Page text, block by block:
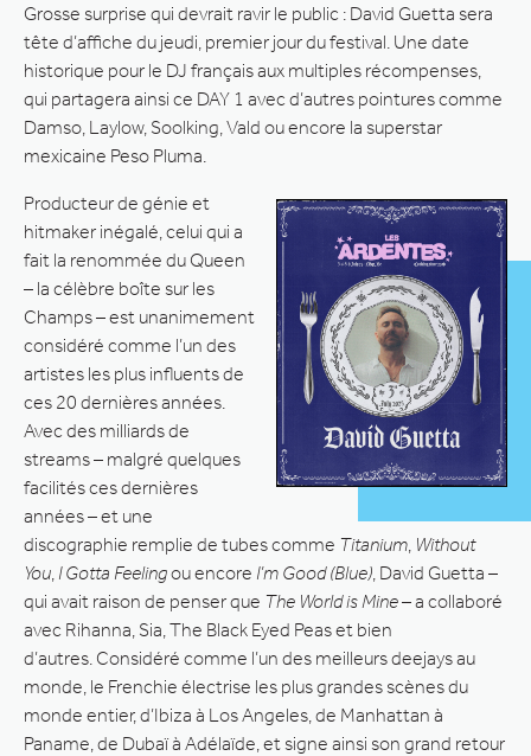
Grosse surprise qui devrait ravir le public : David Guetta sera
tête d’affiche du jeudi, premier jour du festival. Une date
historique pour le DJ français aux multiples récompenses,
qui partagera ainsi ce DAY 1 avec d’autres pointures comme
Damso, Laylow, Soolking, Vald ou encore la superstar
mexicaine Peso Pluma.
Producteur de génie et
hitmaker inégalé, celui qui a
fait la renommée du Queen
– la célèbre boîte sur les
Champs – est unanimement
considéré comme l’un des
artistes les plus influents de
ces 20 dernières années.
Avec des milliards de
streams – malgré quelques
facilités ces dernières
années – et une
discographie remplie de tubes comme Titanium Without
You I Gotta Feelingou encore I’m Good (Blue) , David Guetta –
qui avait raison de penser que The World is Mine– a collaboré
avec Rihanna, Sia, The Black Eyed Peas et bien
d’autres. Considéré comme l’un des meilleurs deejays au
monde, le Frenchie électrise les plus grandes scènes du
monde entier, d’Ibiza à Los Angeles, de Manhattan à
Paname, de Dubaï à Adélaïde, et signe ainsi son grand retour